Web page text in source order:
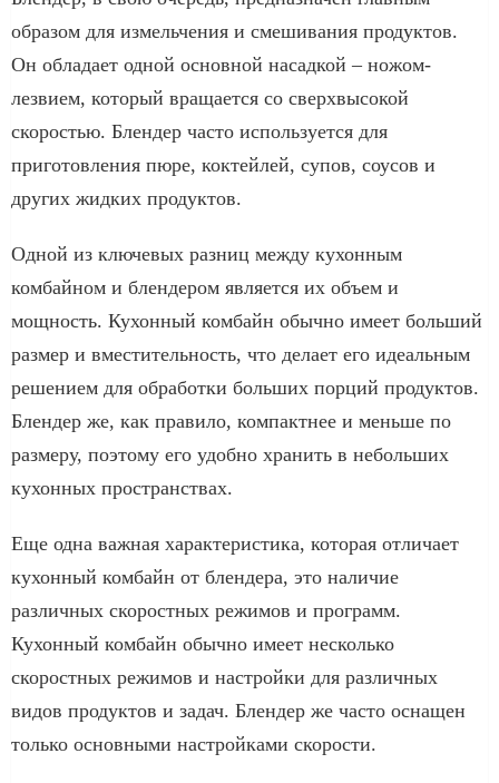
образом для измельчения и смешивания продуктов.
Он обладает одной основной насадкой – ножом-
лезвием, который вращается со сверхвысокой
скоростью. Блендер часто используется для
приготовления пюре, коктейлей, супов, соусов и
других жидких продуктов.
Одной из ключевых разниц между кухонным
комбайном и блендером является их объем и
мощность. Кухонный комбайн обычно имеет больший
размер и вместительность, что делает его идеальным
решением для обработки больших порций продуктов.
Блендер же, как правило, компактнее и меньше по
размеру, поэтому его удобно хранить в небольших
кухонных пространствах.
Еще одна важная характеристика, которая отличает
кухонный комбайн от блендера, это наличие
различных скоростных режимов и программ.
Кухонный комбайн обычно имеет несколько
скоростных режимов и настройки для различных
видов продуктов и задач. Блендер же часто оснащен
только основными настройками скорости.